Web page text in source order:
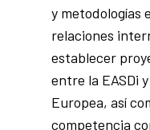
y metodologías
relaciones
establecer
entre la EASDi
Europea, así
competencia